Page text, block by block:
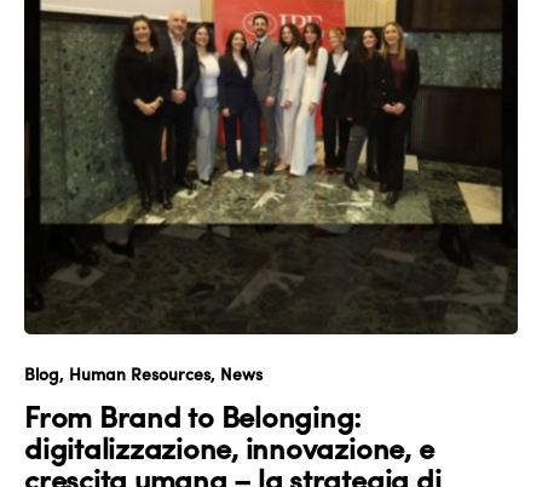
Blog Human Resources News
From Brand to Belonging:
digitalizzazione, innovazione, e